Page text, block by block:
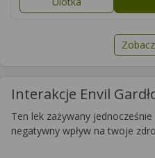
Interakcje Envil
Ten lek zażywany
negatywny wpływ na twoje